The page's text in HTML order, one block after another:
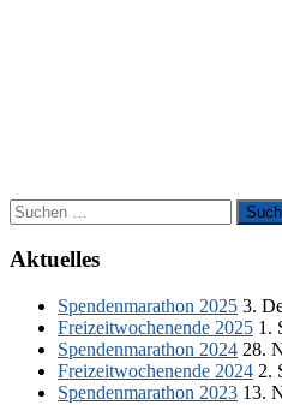
Suchen
nach:
Aktuelles
Spendenmarathon 2025 3.
Freizeitwochenende 2025 1.
Spendenmarathon 2024 28.
Freizeitwochenende 2024 2.
Spendenmarathon 2023 13.